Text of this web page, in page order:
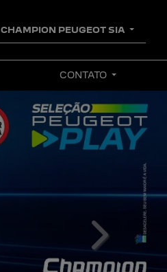
CHAMPION PEUGEOT SIA
CONTATO